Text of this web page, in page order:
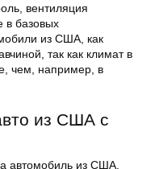
вентиляция
в базовых
из США, как
так как климат в
чем, например, в
из США с
автомобиль из США,